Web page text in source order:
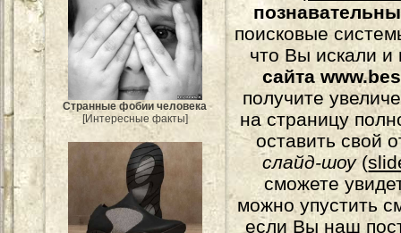
Странные фобии человека
[Интересные факты]
поисковые
что Вы искали и
сайта
получите
на страницу
оставить свой
слайд-шоу(
сможете
можно упустить
если Вы наш